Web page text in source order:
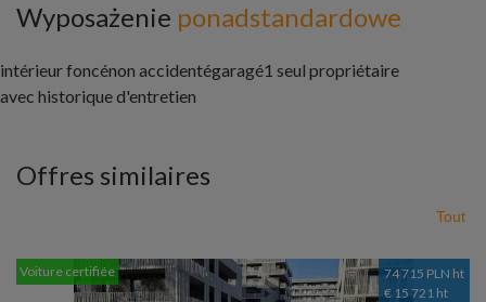
Wyposażenie ponadstandardowe
intérieur foncénon accidentégaragé1 seul propriétaire
avec historique d'entretien
Offres similaires
Tout
74 715 PLN ht
€ 15 721 ht
Voiture certifiée